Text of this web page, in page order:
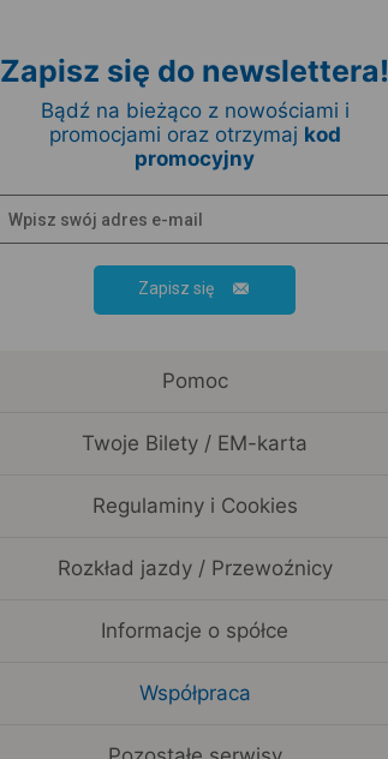
Zapisz się do newslettera!
Bądź na bieżąco z nowościami i
promocjami oraz otrzymaj kod
promocyjny
Zapisz się
Pomoc
Twoje Bilety / EM-karta
Regulaminy i Cookies
Rozkład jazdy / Przewoźnicy
Informacje o spółce
Współpraca